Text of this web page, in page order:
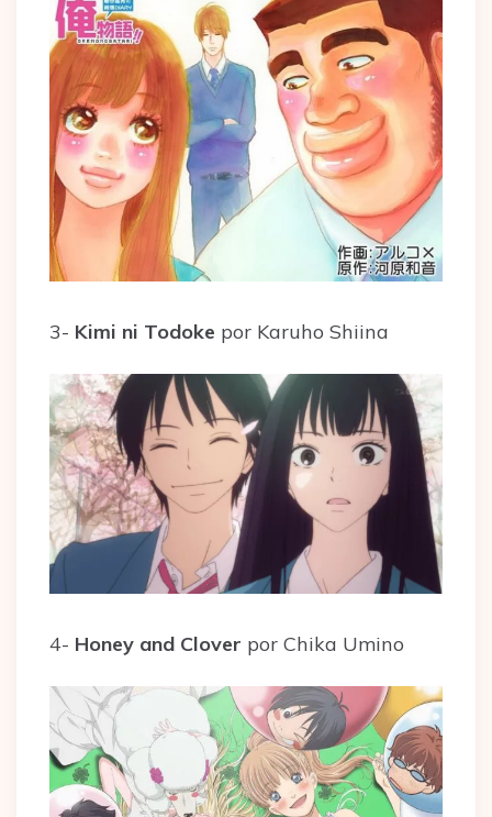
3- Kimi ni Todoke por Karuho Shiina
4- Honey and Clover por Chika Umino